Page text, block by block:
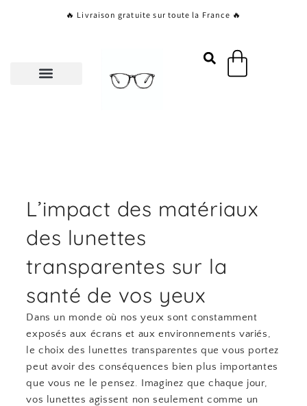
🔥 Livraison gratuite sur toute la France 🔥
Panier
L’impact des matériaux
des lunettes
transparentes sur la
santé de vos yeux
Dans un monde où nos yeux sont constamment
exposés aux écrans et aux environnements variés,
le choix des lunettes transparentes que vous portez
peut avoir des conséquences bien plus importantes
que vous ne le pensez. Imaginez que chaque jour,
vos lunettes agissent non seulement comme un